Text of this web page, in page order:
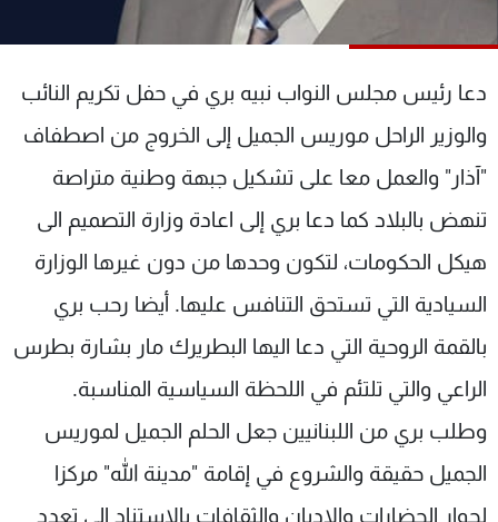
دعا رئيس مجلس النواب نبيه بري في حفل تكريم النائب
والوزير الراحل موريس الجميل إلى الخروج من اصطفاف
"آذار" والعمل معا على تشكيل جبهة وطنية متراصة
تنهض بالبلاد كما دعا بري إلى اعادة وزارة التصميم الى
هيكل الحكومات، لتكون وحدها من دون غيرها الوزارة
السيادية التي تستحق التنافس عليها. أيضا رحب بري
بالقمة الروحية التي دعا اليها البطريرك مار بشارة بطرس
الراعي والتي تلتئم في اللحظة السياسية المناسبة.
وطلب بري من اللبنانيين جعل الحلم الجميل لموريس
الجميل حقيقة والشروع في إقامة "مدينة الله" مركزا
لحوار الحضارات والاديان والثقافات بالاستناد الى تعدد
الترددات
عن MTV
الإنـتـاج
لاعلاناتكم
وظائف
تواصل معنا
شروط الإسـتخدام